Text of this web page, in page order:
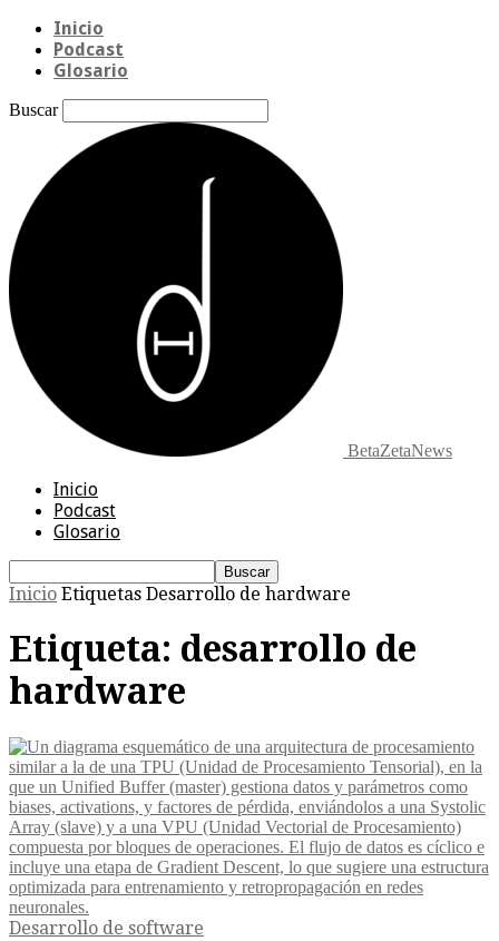
Inicio
Podcast
Glosario
Buscar
BetaZetaNews
Inicio
Podcast
Glosario
Inicio Etiquetas Desarrollo de hardware
Etiqueta: desarrollo de
hardware
Desarrollo de software